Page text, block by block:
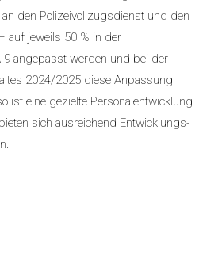
den Polizeivollzugsdienst und den
auf jeweils 50 % in der
angepasst werden und bei der
2024/2025 diese Anpassung
ist eine gezielte Personalentwicklung
sich ausreichend Entwicklungs-